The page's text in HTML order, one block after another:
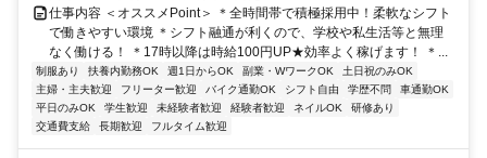
仕事内容 ＜オススメPoint＞ ＊全時間帯で積極採用中！柔軟なシフト
で働きやすい環境 ＊シフト融通が利くので、学校や私生活等と無理
なく働ける！ ＊17時以降は時給100円UP★効率よく稼げます！ ＊...
制服あり 扶養内勤務OK 週1日からOK 副業・WワークOK
土日祝のみOK
主婦・主夫歓迎
フリーター歓迎 バイク通勤OK シフト自由 学歴不問
車通勤OK
平日のみOK
学生歓迎 未経験者歓迎 経験者歓迎 ネイルOK
研修あり
交通費支給
長期歓迎 フルタイム歓迎